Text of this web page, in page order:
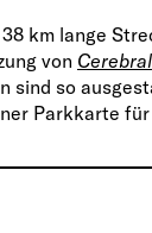
km lange
von Cerebral
sind so
Parkkarte